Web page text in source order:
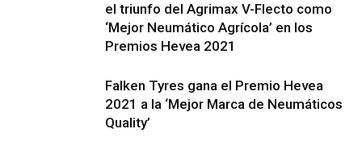
el triunfo del Agrimax V-Flecto como
‘Mejor Neumático Agrícola’ en los
Premios Hevea 2021
Falken Tyres gana el Premio Hevea
2021 a la ‘Mejor Marca de Neumáticos
Quality’